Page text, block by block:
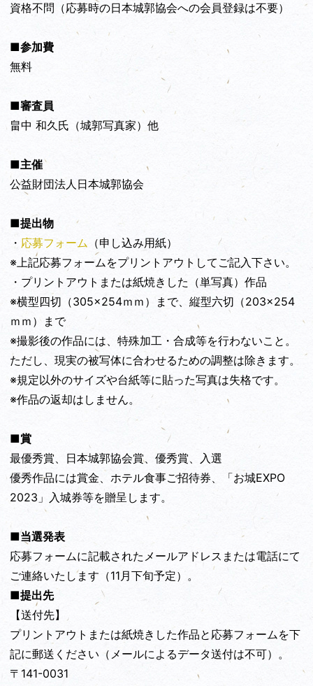
資格不問（応募時の日本城郭協会への会員登録は不要）
■参加費
無料
■審査員
畠中 和久氏（城郭写真家）他
■主催
公益財団法人日本城郭協会
■提出物
・ 応募フォーム （申し込み用紙）
※上記応募フォームをプリントアウトしてご記入下さい。
・プリントアウトまたは紙焼きした（単写真）作品
※横型四切（305×254ｍｍ）まで、縦型六切（203×254
ｍｍ）まで
※撮影後の作品には、特殊加工・合成等を行わないこと。
ただし、現実の被写体に合わせるための調整は除きます。
※規定以外のサイズや台紙等に貼った写真は失格です。
※作品の返却はしません。
■賞
最優秀賞、日本城郭協会賞、優秀賞、入選
優秀作品には賞金、ホテル食事ご招待券、「お城EXPO
2023」入城券等を贈呈します。
■当選発表
応募フォームに記載されたメールアドレスまたは電話にて
ご連絡いたします（11月下旬予定）。
■提出先
【送付先】
プリントアウトまたは紙焼きした作品と応募フォームを下
記に郵送ください（メールによるデータ送付は不可）。
〒141-0031